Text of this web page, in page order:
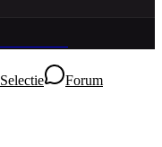
Selectie Forum